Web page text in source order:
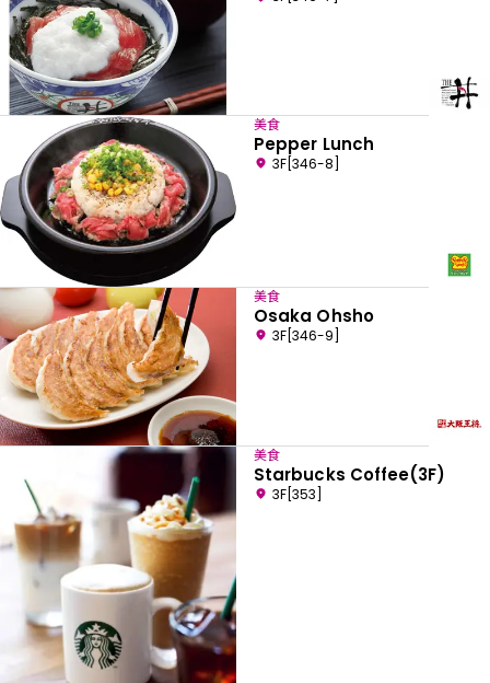
美食
Pepper Lunch
3F[346-8]
美食
Osaka Ohsho
3F[346-9]
美食
Starbucks Coffee(3F)
3F[353]